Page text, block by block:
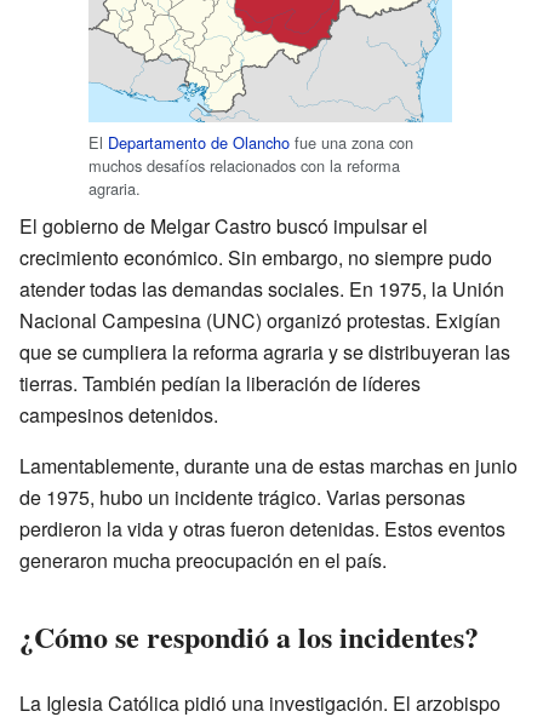
El Departamento de Olancho fue una zona con
muchos desafíos relacionados con la reforma
agraria.
El gobierno de Melgar Castro buscó impulsar el
crecimiento económico. Sin embargo, no siempre pudo
atender todas las demandas sociales. En 1975, la Unión
Nacional Campesina (UNC) organizó protestas. Exigían
que se cumpliera la reforma agraria y se distribuyeran las
tierras. También pedían la liberación de líderes
campesinos detenidos.
Lamentablemente, durante una de estas marchas en junio
de 1975, hubo un incidente trágico. Varias personas
perdieron la vida y otras fueron detenidas. Estos eventos
generaron mucha preocupación en el país.
¿Cómo se respondió a los incidentes?
La Iglesia Católica pidió una investigación. El arzobispo